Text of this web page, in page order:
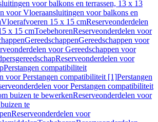
voor balkons en terrassen, 13 x 13
voor Vloeraansluitingen voor balkons en
Vloerafvoeren 15 x 15 cmReserveonderdelen
x 15 cmToebehorenReserveonderdelen voor
GereedschappenGereedschappen voor
voor Gereedschappen voor
Reserveonderdelen voor
Perstangen compatibiliteit
voor Perstangen compatibiliteit [1]Perstangen
voor Perstangen compatibiliteit
buizen te bewerkenReserveonderdelen voor
te
Reserveonderdelen voor